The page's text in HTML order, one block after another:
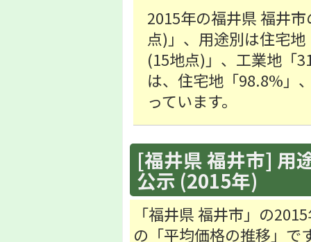
2015年の福井県 福井
点)」、用途別は住宅
(15地点)」、工業地「
は、住宅地「98.8%」
っています。
[福井県 福井市] 用
公示 (2015年)
「福井県 福井市」の
の「平均価格の推移」で